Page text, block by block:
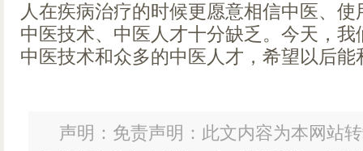
人在疾病治疗的时候更愿意相信中医、
中医技术、中医人才十分缺乏。今天，
中医技术和众多的中医人才，希望以后能
声明：免责声明：此文内容为本网站